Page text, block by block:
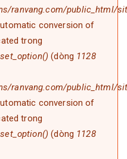
ranvang.com/public_html/
conversion of
trong
(dòng 1128
ranvang.com/public_html/
conversion of
trong
(dòng 1128